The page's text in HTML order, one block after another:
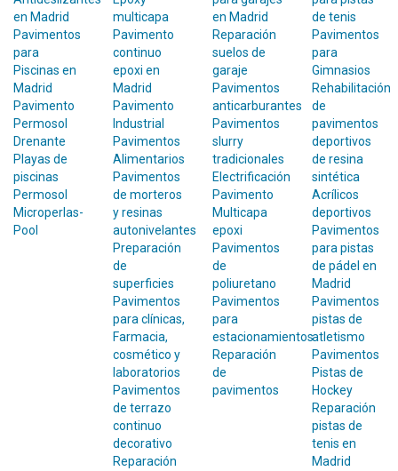
en Madrid
Pavimentos
para
Piscinas en
Madrid
Pavimento
Permosol
Drenante
Playas de
piscinas
Permosol
Microperlas-
Pool
multicapa
Pavimento
continuo
epoxi en
Madrid
Pavimento
Industrial
Pavimentos
Alimentarios
Pavimentos
de morteros
y resinas
autonivelantes
Preparación
de
superficies
Pavimentos
para clínicas,
Farmacia,
cosmético y
laboratorios
Pavimentos
de terrazo
continuo
decorativo
Reparación
en Madrid
Reparación
suelos de
garaje
Pavimentos
anticarburantes
Pavimentos
slurry
tradicionales
Electrificación
Pavimento
Multicapa
epoxi
Pavimentos
de
poliuretano
Pavimentos
para
estacionamientos
Reparación
de
pavimentos
de tenis
Pavimentos
para
Gimnasios
Rehabilitación
de
pavimentos
deportivos
de resina
sintética
Acrílicos
deportivos
Pavimentos
para pistas
de pádel en
Madrid
Pavimentos
pistas de
atletismo
Pavimentos
Pistas de
Hockey
Reparación
pistas de
tenis en
Madrid